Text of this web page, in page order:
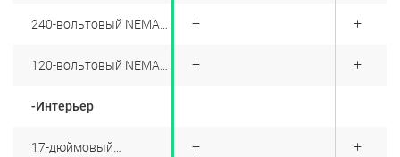
240-вольтовый NEMA
120-вольтовый NEMA
-Интерьер
17-дюймовый
+
+
+
+
+
+
+
+
+